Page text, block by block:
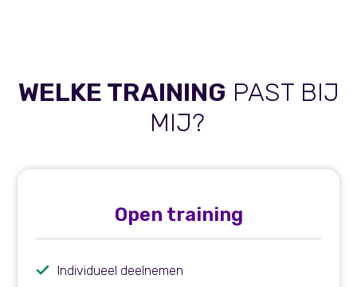
WELKE TRAINING PAST BIJ
MIJ?
Open training
Individueel deelnemen